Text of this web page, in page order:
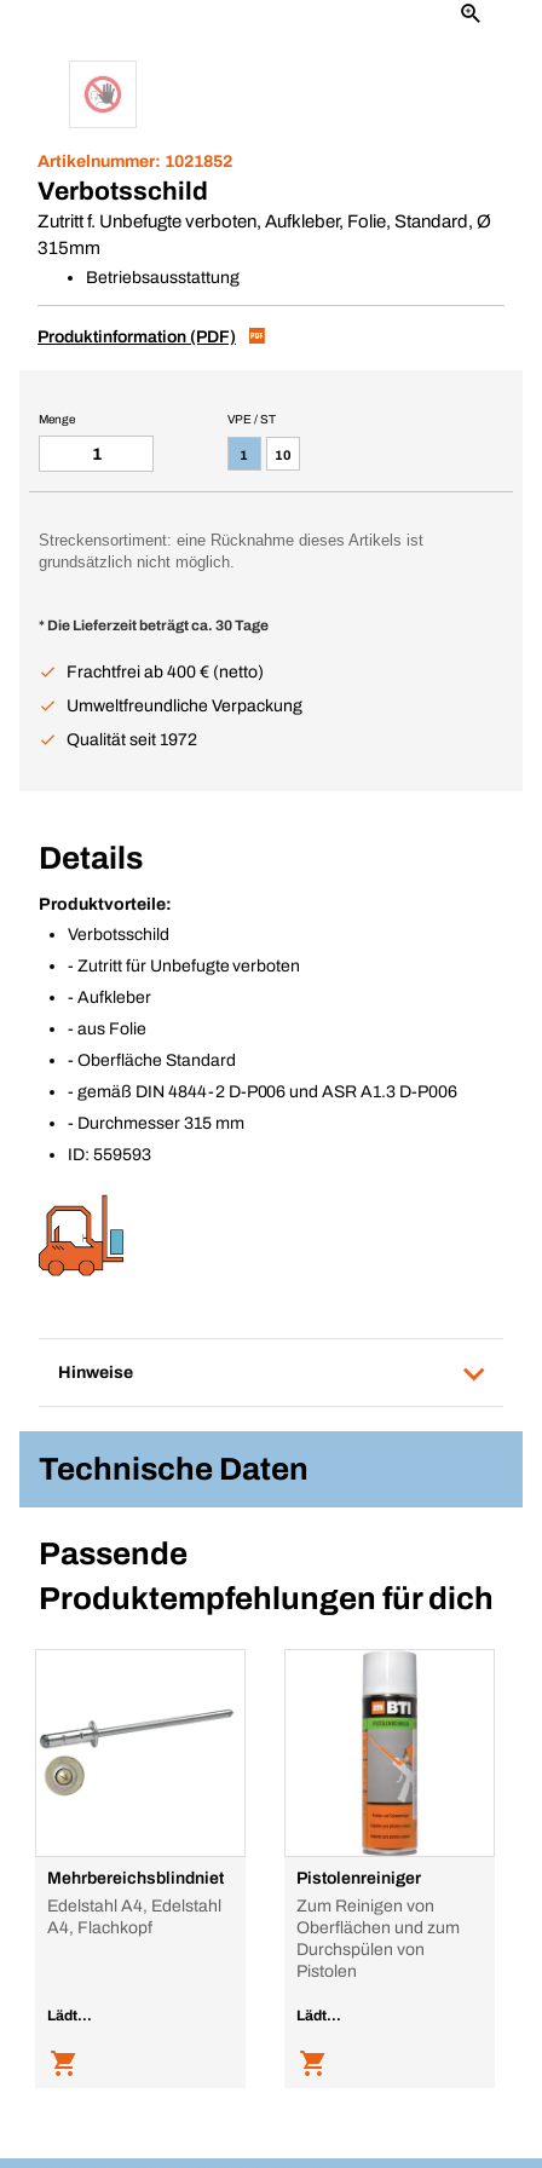
Artikelnummer: 1021852
Verbotsschild
Zutritt f. Unbefugte verboten, Aufkleber, Folie, Standard, Ø
315mm
Betriebsausstattung
Produktinformation (PDF)
VPE / ST
1 10
Menge
Streckensortiment: eine Rücknahme dieses Artikels ist
grundsätzlich nicht möglich.
* Die Lieferzeit beträgt ca. 30 Tage
Frachtfrei ab 400 € (netto)
Umweltfreundliche Verpackung
Qualität seit 1972
Details
Produktvorteile:
Verbotsschild
- Zutritt für Unbefugte verboten
- Aufkleber
- aus Folie
- Oberfläche Standard
- gemäß DIN 4844-2 D-P006 und ASR A1.3 D-P006
- Durchmesser 315 mm
ID: 559593
Hinweise
Technische Daten
Passende
Produktempfehlungen für dich
Mehrbereichsblindniet
Edelstahl A4, Edelstahl
A4, Flachkopf
Lädt...
Pistolenreiniger
Zum Reinigen von
Oberflächen und zum
Durchspülen von
Pistolen
Lädt...